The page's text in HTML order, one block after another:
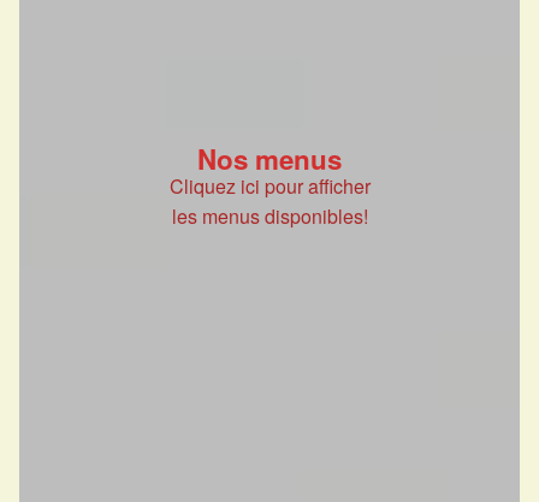
Nos menus
Cliquez ici pour afficher
les menus disponibles!